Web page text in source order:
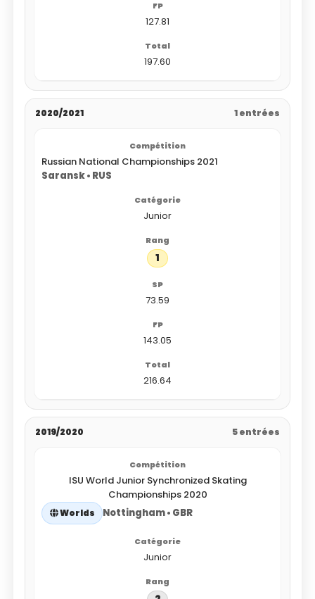
127.81
197.60
2020/2021 1 entrées
Russian National Championships 2021
Saransk • RUS
Junior
1
73.59
143.05
216.64
2019/2020 5 entrées
ISU World Junior Synchronized Skating
Championships 2020
Worlds Nottingham • GBR
Junior